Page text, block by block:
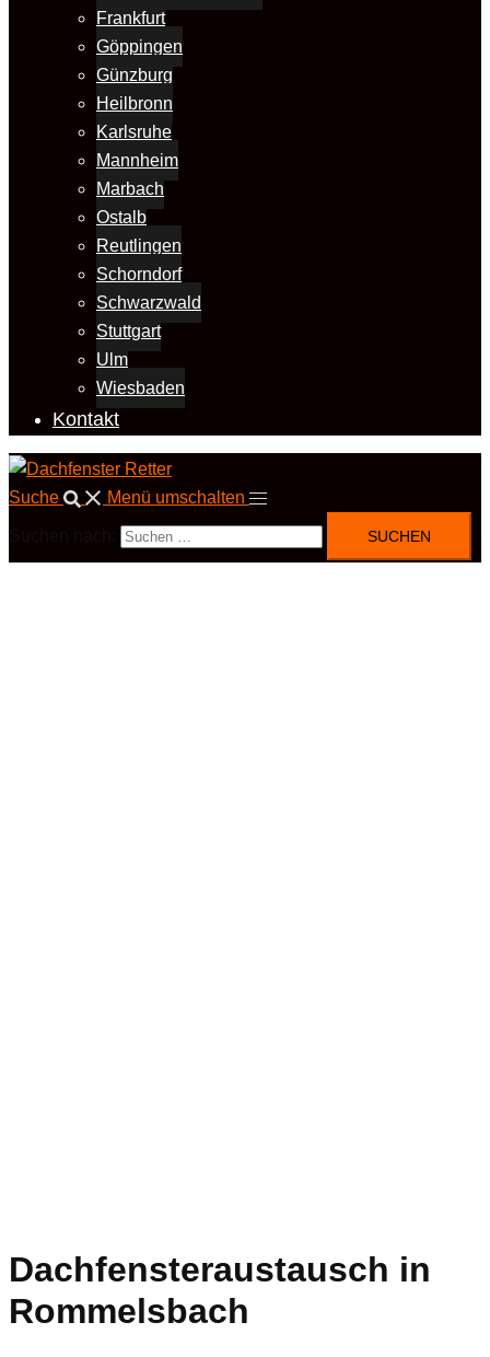
Frankfurt
Göppingen
Günzburg
Heilbronn
Karlsruhe
Mannheim
Marbach
Ostalb
Reutlingen
Schorndorf
Schwarzwald
Stuttgart
Ulm
Wiesbaden
Kontakt
Suche Menü umschalten
Dachfensteraustausch in
Rommelsbach